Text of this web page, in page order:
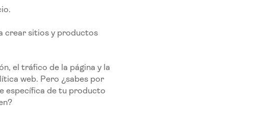
crear sitios y productos
el tráfico de la página y la
web. Pero ¿sabes por
específica de tu producto